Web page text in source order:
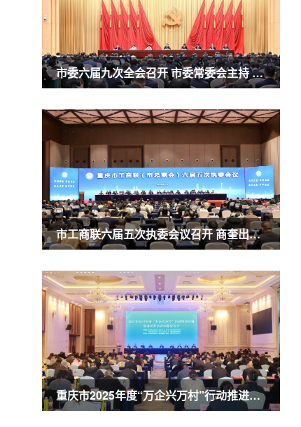
市委六届九次全会召开 市委常委会主持 市委书记袁家军讲话
市工商联六届五次执委会议召开 商奎出席并讲话
重庆市2025年度“万企兴万村”行动推进会暨农业民营企业50强发布会召开 商奎出席并讲话